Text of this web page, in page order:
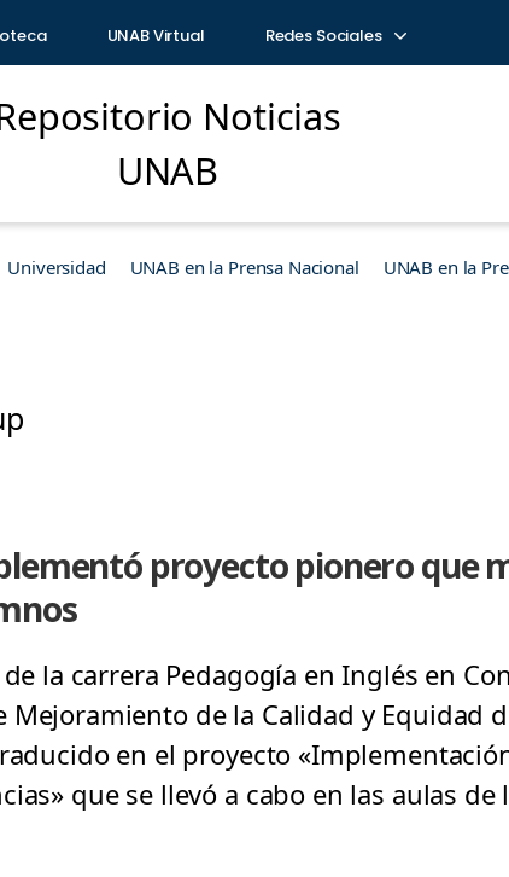
UNAB Virtual Redes Sociales
Noticias
UNAB
Universidad UNAB en la Prensa Nacional UNAB en la
proyecto pionero que
la carrera Pedagogía en Inglés en
de la Calidad y Equidad
en el proyecto
que se llevó a cabo en las aulas de